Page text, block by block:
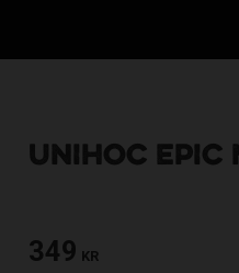
UNIHOC EPIC
349 KR